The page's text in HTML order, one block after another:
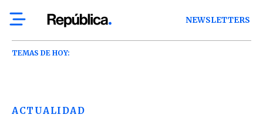
NEWSLETTERS
TEMAS DE HOY:
ACTUALIDAD